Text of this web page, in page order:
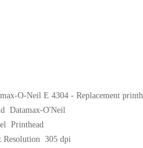
O-Neil E 4304 - Replacement
Datamax-O'Neil
Printhead
Resolution 305 dpi